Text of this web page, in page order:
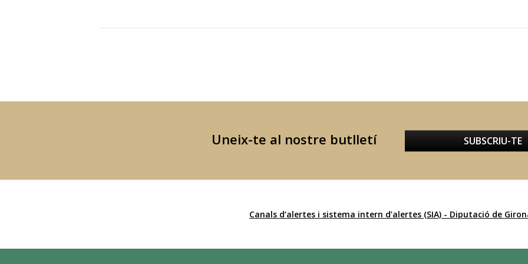
Uneix-te al nostre butlletí SUBSCRIU-TE
Canals d’alertes i sistema intern d’alertes (SIA) - Diputació de